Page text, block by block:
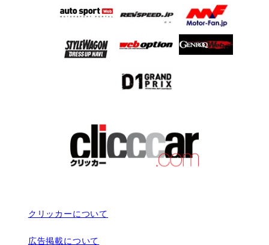
クリッカーについて
広告掲載について